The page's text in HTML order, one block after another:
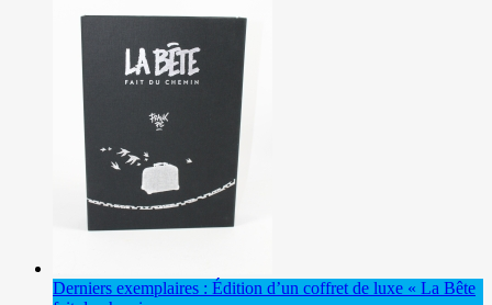
Derniers exemplaires : Édition d’un coffret de luxe « La Bête